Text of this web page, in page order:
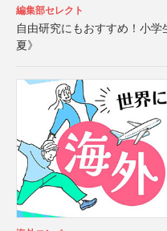
編集部セレクト
自由研究にもおすすめ！小
夏》